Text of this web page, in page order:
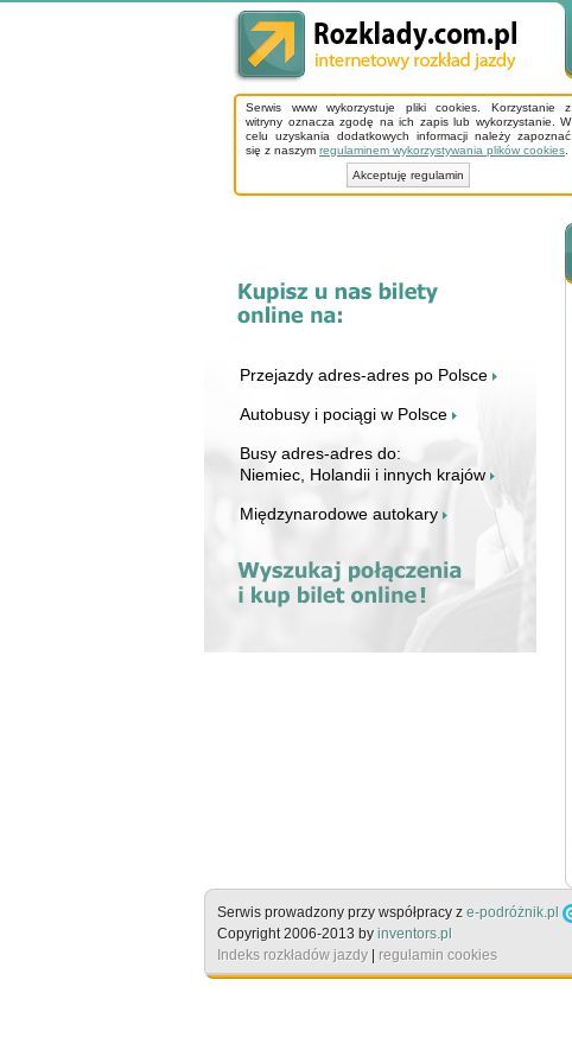
Serwis www wykorzystuje pliki cookies. Korzystanie z
witryny oznacza zgodę na ich zapis lub wykorzystanie. W
celu uzyskania dodatkowych informacji należy zapoznać
się z naszym regulaminem wykorzystywania plików cookies
Akceptuję regulamin
Przejazdy adres-adres po Polsce
Autobusy i pociągi w Polsce
Busy adres-adres do:
Niemiec, Holandii i innych krajów
Międzynarodowe autokary
Serwis prowadzony przy współpracy z e-podróżnik.pl
Copyright 2006-2013 by inventors.pl
Indeks rozkładów jazdy | regulamin cookies